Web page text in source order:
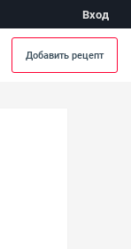
Вход
Добавить рецепт